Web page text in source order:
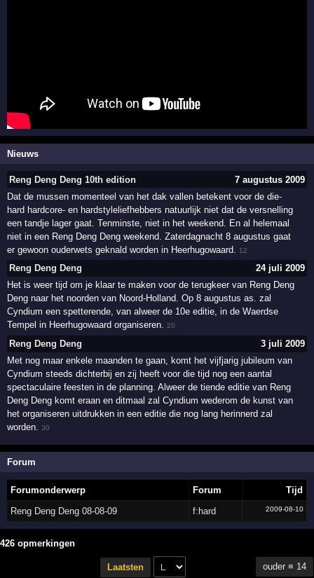
Nieuws
Reng Deng Deng 10th edition
7 augustus 2009
Dat de mussen momenteel van het dak vallen betekent voor de die-
hard hardcore- en hardstyleliefhebbers natuurlijk niet dat de versnelling
een tandje lager gaat. Tenminste, niet in het weekend. En al helemaal
niet in een Reng Deng Deng weekend. Zaterdagnacht 8 augustus gaat
er gewoon ouderwets geknald worden in Heerhugowaard.
12
Reng Deng Deng
24 juli 2009
Het is weer tijd om je klaar te maken voor de terugkeer van Reng Deng
Deng naar het noorden van Noord-Holland. Op 8 augustus as. zal
Cyndium een spetterende, van alweer de 10e editie, in de Waerdse
Tempel in Heerhugowaard organiseren.20
Reng Deng Deng
3 juli 2009
Met nog maar enkele maanden te gaan, komt het vijfjarig jubileum van
Cyndium steeds dichterbij en zij heeft voor die tijd nog een aantal
spectaculaire feesten in de planning. Alweer de tiende editie van Reng
Deng Deng komt eraan en ditmaal zal Cyndium wederom de kunst van
het organiseren uitdrukken in een editie die nog lang herinnerd zal
worden.30
Forum
Forumonderwerp Forum
Tijd
Reng Deng Deng 08-08-09
f:hard 2009-08-10
426 opmerkingen
Laatsten ouder ≡ 14